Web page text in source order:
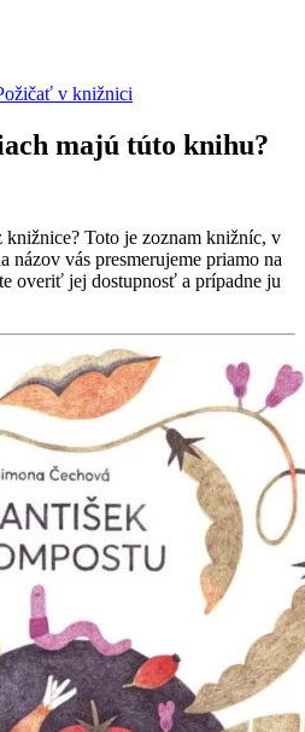
v knižnici
majú túto knihu?
Toto je zoznam knižníc, v
vás presmerujeme priamo na
overiť jej dostupnosť a prípadne ju